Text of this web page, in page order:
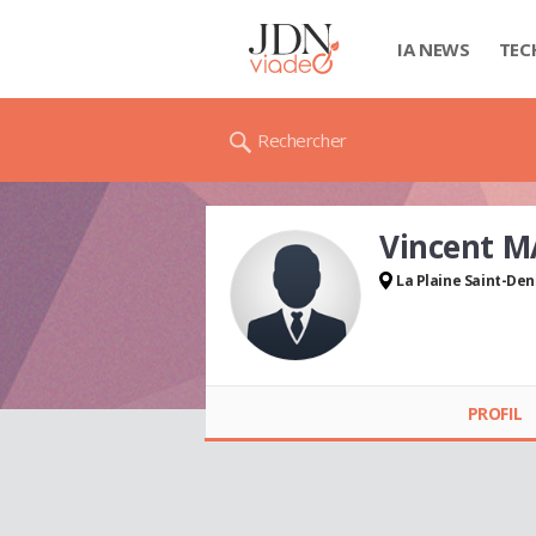
IA NEWS
Rechercher
Vincent
La Plaine Saint-
PROFIL